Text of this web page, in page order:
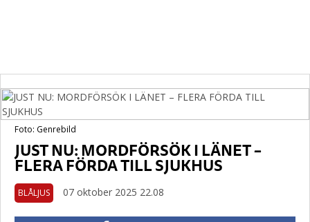
Foto: Genrebild
JUST NU: MORDFÖRSÖK I LÄNET –
FLERA FÖRDA TILL SJUKHUS
BLÅLJUS 07 oktober 2025 22.08